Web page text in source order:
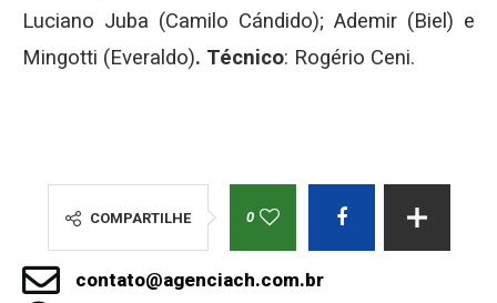
Luciano Juba (Camilo Cándido); Ademir (Biel) e
Mingotti (Everaldo). Técnico: Rogério Ceni.
COMPARTILHE 0
contato@agenciach.com.br